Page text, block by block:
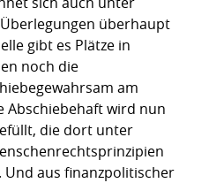
überhaupt
gibt es Plätze in
noch die
am
Abschiebehaft wird nun
die dort unter
aus finanzpolitischer